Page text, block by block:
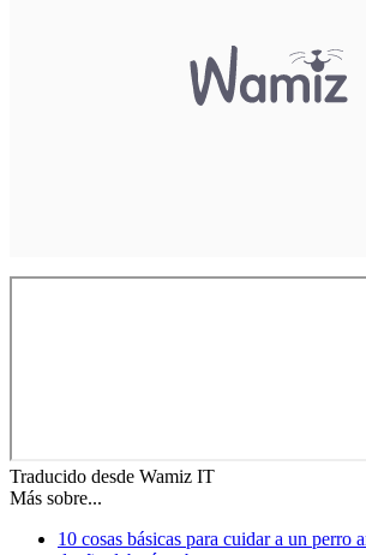
Traducido desde Wamiz IT
Más sobre...
10 cosas básicas para cuidar a un perro